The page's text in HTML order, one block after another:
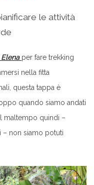
le attività
Elena per fare trekking
nella fitta
questa tappa è
quando siamo andati
maltempo quindi –
– non siamo potuti